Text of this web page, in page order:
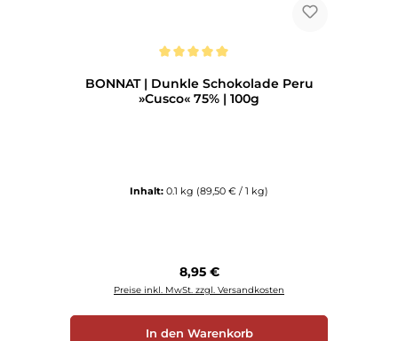
BONNAT | Dunkle Schokolade Peru
»Cusco« 75% | 100g
Inhalt: 0.1 kg (89,50 € / 1 kg)
Regulärer Preis:
8,95 €
Preise inkl. MwSt. zzgl. Versandkosten
In den Warenkorb